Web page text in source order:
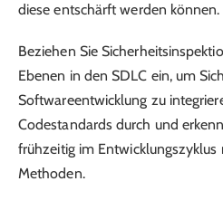
diese entschärft werden können.
Beziehen Sie
Ebenen in den SDLC ein, um
Softwareentwicklung zu
Codestandards durch und
frühzeitig im
Methoden.